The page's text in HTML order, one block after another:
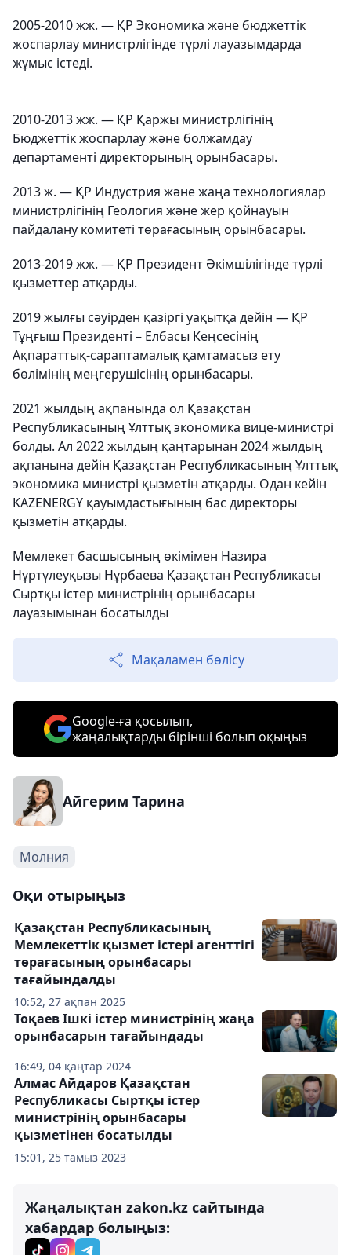
2005-2010 жж. — ҚР Экономика және бюджеттік
жоспарлау министрлігінде түрлі лауазымдарда
жұмыс істеді.
2010-2013 жж. — ҚР Қаржы министрлігінің
Бюджеттік жоспарлау және болжамдау
департаменті директорының орынбасары.
2013 ж. — ҚР Индустрия және жаңа технологиялар
министрлігінің Геология және жер қойнауын
пайдалану комитеті төрағасының орынбасары.
2013-2019 жж. — ҚР Президент Әкімшілігінде түрлі
қызметтер атқарды.
2019 жылғы сәуірден қазіргі уақытқа дейін — ҚР
Тұңғыш Президенті – Елбасы Кеңсесінің
Ақпараттық-сараптамалық қамтамасыз ету
бөлімінің меңгерушісінің орынбасары.
2021 жылдың ақпанында ол Қазақстан
Республикасының Ұлттық экономика вице-министрі
болды. Ал 2022 жылдың қаңтарынан 2024 жылдың
ақпанына дейін Қазақстан Республикасының Ұлттық
экономика министрі қызметін атқарды. Одан кейін
KAZENERGY қауымдастығының бас директоры
қызметін атқарды.
Мемлекет басшысының өкімімен Назира
Нұртүлеуқызы Нұрбаева Қазақстан Республикасы
Сыртқы істер министрінің орынбасары
лауазымынан босатылды
Мақаламен бөлісу
Google-ға қосылып,
жаңалықтарды бірінші болып оқыңыз
Айгерим Тарина
Молния
Оқи отырыңыз
10:52, 27 ақпан 2025
Қазақстан Республикасының
Мемлекеттік қызмет істері агенттігі
төрағасының орынбасары
тағайындалды
16:49, 04 қаңтар 2024
Тоқаев Ішкі істер министрінің жаңа
орынбасарын тағайындады
15:01, 25 тамыз 2023
Алмас Айдаров Қазақстан
Республикасы Сыртқы істер
министрінің орынбасары
қызметінен босатылды
Жаңалықтан zakon.kz сайтында
хабардар болыңыз: